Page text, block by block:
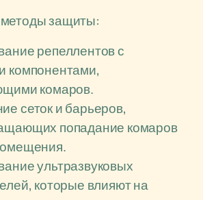
защиты:
репеллентов с
компонентами,
комаров.
сеток и барьеров,
попадание комаров
ультразвуковых
которые влияют на